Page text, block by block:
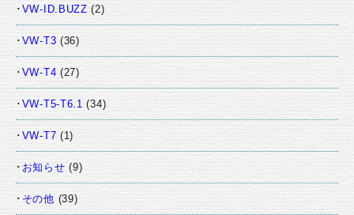
VW-ID.BUZZ (2)
VW-T3 (36)
VW-T4 (27)
VW-T5-T6.1 (34)
VW-T7 (1)
お知らせ (9)
その他 (39)